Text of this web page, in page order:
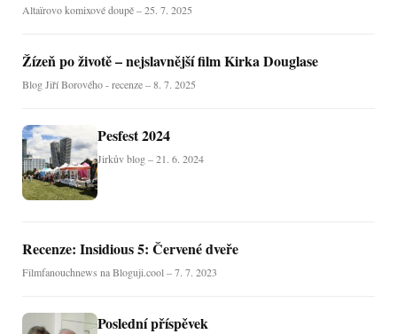
Altaïrovo komixové doupě – 25. 7. 2025
Žízeň po životě – nejslavnější film Kirka Douglase
Blog Jiří Borového - recenze – 8. 7. 2025
Pesfest 2024
Jirkův blog – 21. 6. 2024
Recenze: Insidious 5: Červené dveře
Filmfanouchnews na Bloguji.cool – 7. 7. 2023
Poslední příspěvek